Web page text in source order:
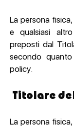
La persona
e qualsiasi
preposti dal
secondo
policy.
Titolare
La persona